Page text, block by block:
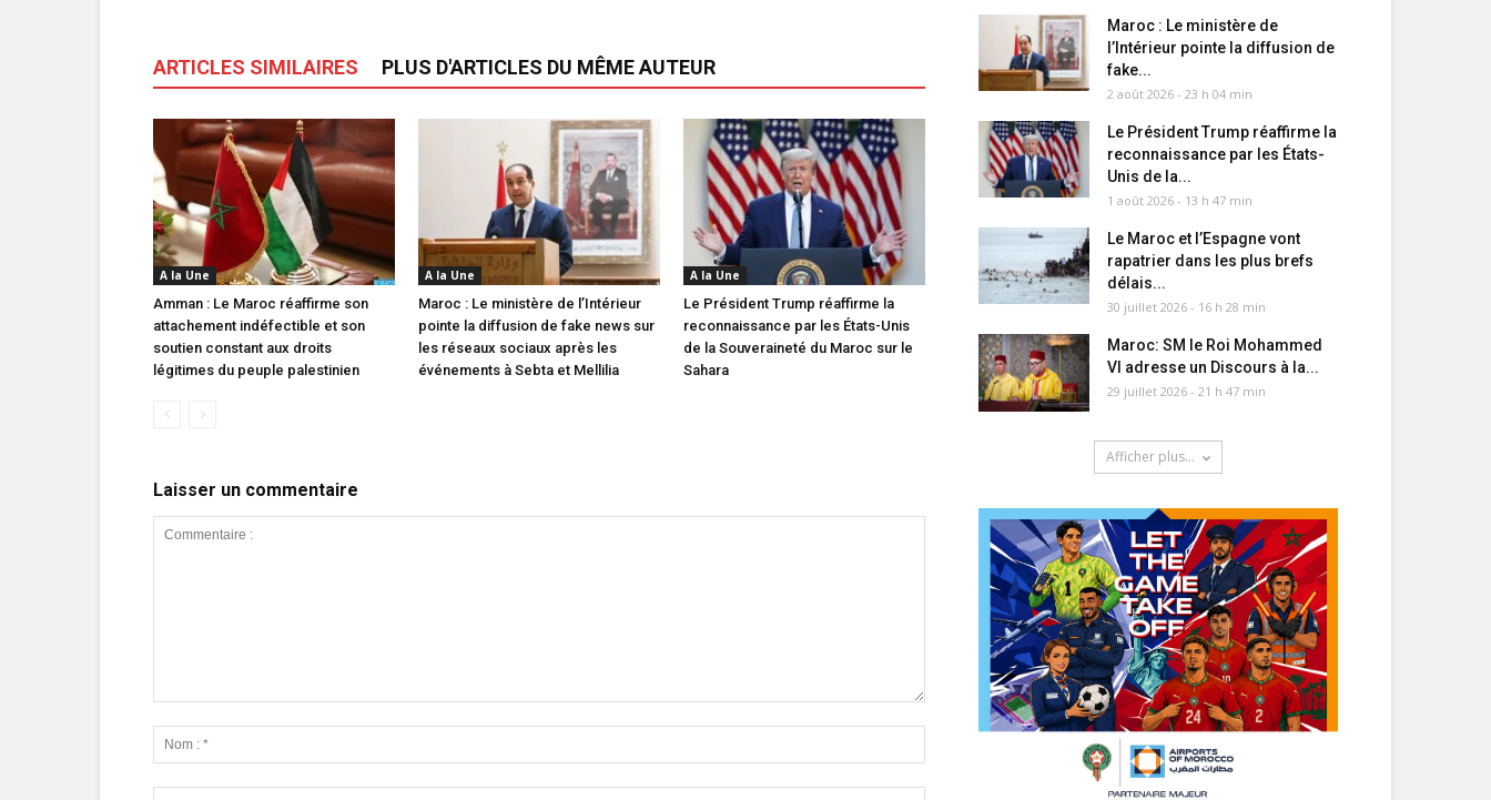
ARTICLES SIMILAIRES PLUS D'ARTICLES DU MÊME AUTEUR
A la Une
Amman : Le Maroc réaffirme son
attachement indéfectible et son
soutien constant aux droits
légitimes du peuple palestinien
A la Une
Maroc : Le ministère de l’Intérieur
pointe la diffusion de fake news sur
les réseaux sociaux après les
événements à Sebta et Mellilia
A la Une
Le Président Trump réaffirme la
reconnaissance par les États-Unis
de la Souveraineté du Maroc sur le
Sahara
Laisser un commentaire
Maroc : Le ministère de
l’Intérieur pointe la diffusion de
fake...
2 août 2026 - 23 h 04 min
Le Président Trump réaffirme la
reconnaissance par les États-
Unis de la...
1 août 2026 - 13 h 47 min
Le Maroc et l’Espagne vont
rapatrier dans les plus brefs
délais...
30 juillet 2026 - 16 h 28 min
Maroc: SM le Roi Mohammed
VI adresse un Discours à la...
29 juillet 2026 - 21 h 47 min
Afficher plus...